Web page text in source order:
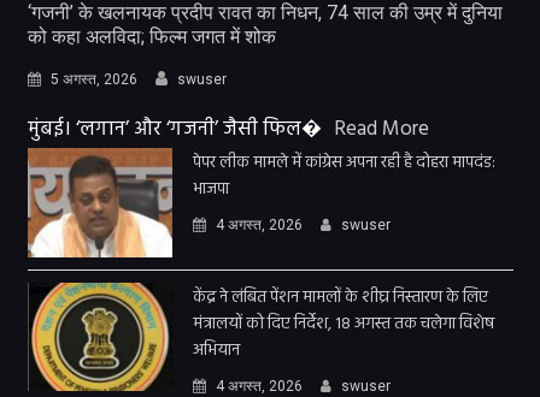
‘गजनी’ के खलनायक प्रदीप रावत का निधन, 74 साल की उम्र में दुनिया
को कहा अलविदा; फिल्म जगत में शोक
5 अगस्त, 2026 swuser
मुंबई। ‘लगान’ और ‘गजनी’ जैसी फिल� Read More
पेपर लीक मामले में कांग्रेस अपना रही है दोहरा मापदंड:
भाजपा
4 अगस्त, 2026 swuser
केंद्र ने लंबित पेंशन मामलों के शीघ्र निस्तारण के लिए
मंत्रालयों को दिए निर्देश, 18 अगस्त तक चलेगा विशेष
अभियान
4 अगस्त, 2026 swuser